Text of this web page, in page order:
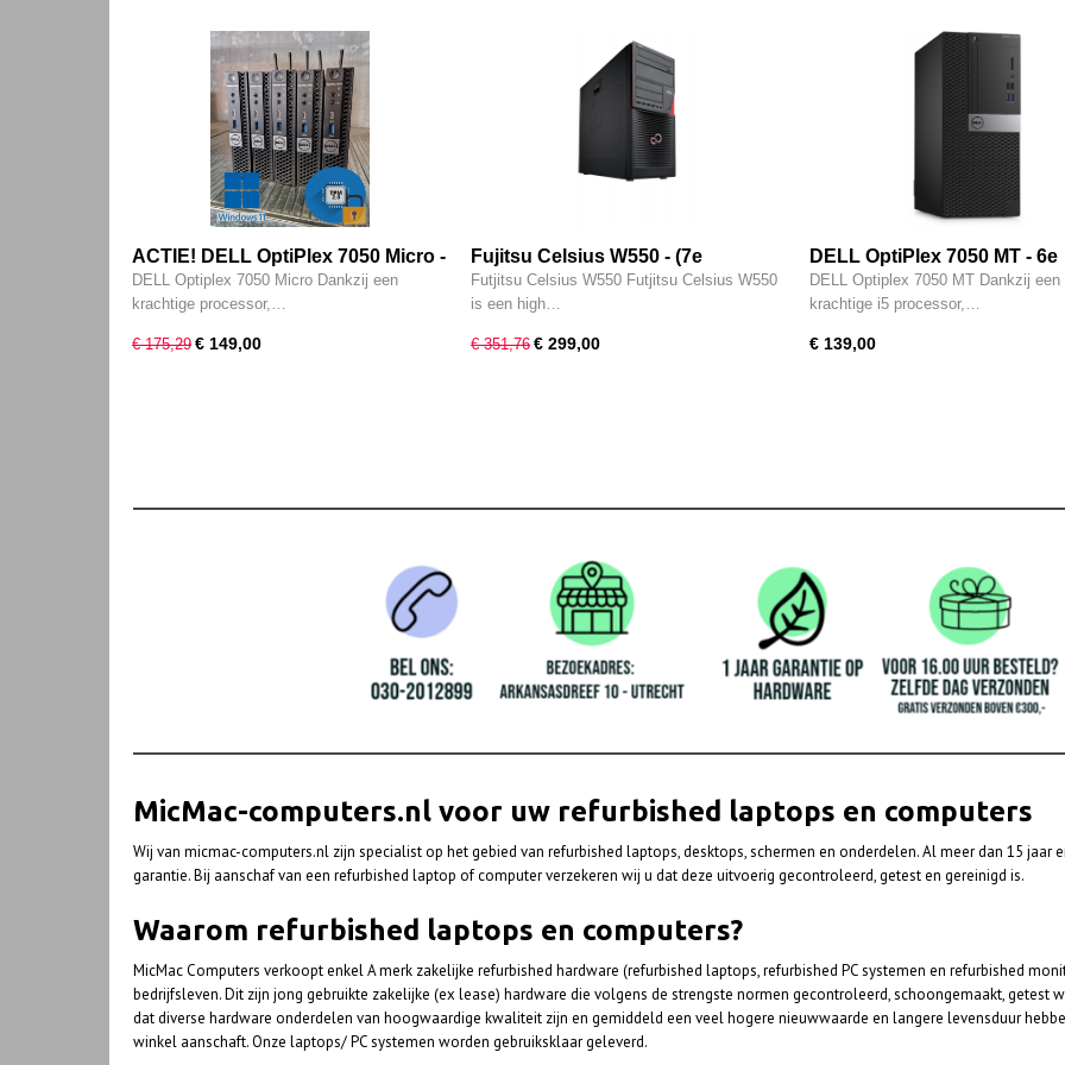
ACTIE! DELL OptiPlex 7050 Micro -
6e generatie i5 - 8GB - 256GB SSD
- Intel HD - Type-c - W11 Pro
DELL Optiplex 7050 Micro Dankzij een
krachtige processor,…
€ 175,29 € 149,00
Fujitsu Celsius W550 - (7e
generatie) Intel Xeon - 16GB -
512GB SSD - USB 3.0 - 4GB Nvidia
Futjitsu Celsius W550 Futjitsu Celsius W550
is een high…
€ 351,76 € 299,00
DELL OptiPlex 7050 MT - 6e
generatie i5 - 8GB - 256GB
USB Type-C - Intel HD - HDMI
DELL Optiplex 7050 MT Dankzij een
krachtige i5 processor,…
€ 139,00
MicMac-computers.nl voor uw refurbished laptops en computers
Wij van micmac-computers.nl zijn specialist op het gebied van refurbished laptops, desktops, schermen en onderdelen. Al meer dan 15 jaar
garantie. Bij aanschaf van een refurbished laptop of computer verzekeren wij u dat deze uitvoerig gecontroleerd, getest en gereinigd is.
Waarom refurbished laptops en computers?
MicMac Computers verkoopt enkel A merk zakelijke refurbished hardware (refurbished laptops, refurbished PC systemen en refurbished
bedrijfsleven. Dit zijn jong gebruikte zakelijke (ex lease) hardware die volgens de strengste normen gecontroleerd, schoongemaakt, getest
dat diverse hardware onderdelen van hoogwaardige kwaliteit zijn en gemiddeld een veel hogere nieuwwaarde en langere levensduur
winkel aanschaft. Onze laptops/ PC systemen worden gebruiksklaar geleverd.